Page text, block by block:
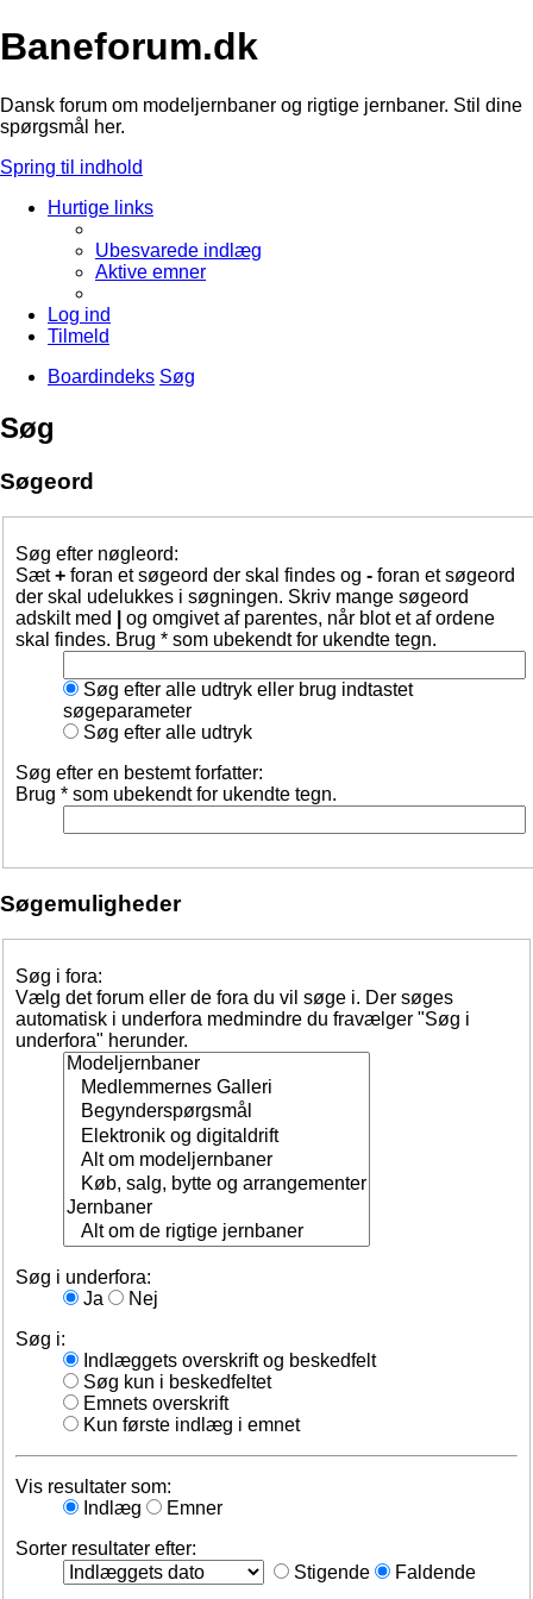
Baneforum.dk
Dansk forum om modeljernbaner og rigtige jernbaner. Stil dine
spørgsmål her.
Spring til indhold
Hurtige links
Ubesvarede indlæg
Aktive emner
Log ind
Tilmeld
Boardindeks Søg
Søg
Søgeord
Søg efter nøgleord:
Sæt+ foran et søgeord der skal findes og - foran et søgeord
der skal udelukkes i søgningen. Skriv mange søgeord
adskilt med
og omgivet af parentes, når blot et af ordene
skal findes. Brug * som ubekendt for ukendte tegn.
Søg efter alle udtryk eller brug indtastet
søgeparameter
Søg efter alle udtryk
Søg efter en bestemt forfatter:
Brug * som ubekendt for ukendte tegn.
Søgemuligheder
Søg i fora:
Vælg det forum eller de fora du vil søge i. Der søges
automatisk i underfora medmindre du fravælger "Søg i
underfora" herunder.
Søg i underfora:
Ja
Nej
Søg i:
Indlæggets overskrift og beskedfelt
Søg kun i beskedfeltet
Emnets overskrift
Kun første indlæg i emnet
Vis resultater som:
Indlæg
Emner
Sorter resultater efter:
Stigende
Faldende